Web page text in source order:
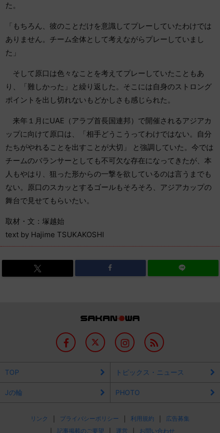
た。
「もちろん、彼のことだけを意識してプレーしていたわけでは
ありません。チーム全体として考えながらプレーしていまし
た」
そして原口は色々なことを考えてプレーしていたこともあ
り、「難しかった」と繰り返した。そこには自身のストロング
ポイントを出し切れないもどかしさも感じられた。
来年１月にUAE（アラブ首長国連邦）で開催されるアジアカ
ップに向けて原口は、「相手どうこうってわけではない。自分
たちがやれることを出すことが大切」 と強調していた。今では
チームのバランサーとしても不可欠な存在になってきたが、本
人もやはり、狙った形からの一撃を欲しているのは言うまでも
ない。原口のスカッとするゴールもそろそろ、アジアカップの
舞台で見せてもらいたい。
取材・文：塚越始
text by Hajime TSUKAKOSHI
TOP トピックス・ニュース
Jの輪 PHOTO
リンク プライバシーポリシー 利用規約
広告募集
記事掲載のご要望
運営 お問い合わせ